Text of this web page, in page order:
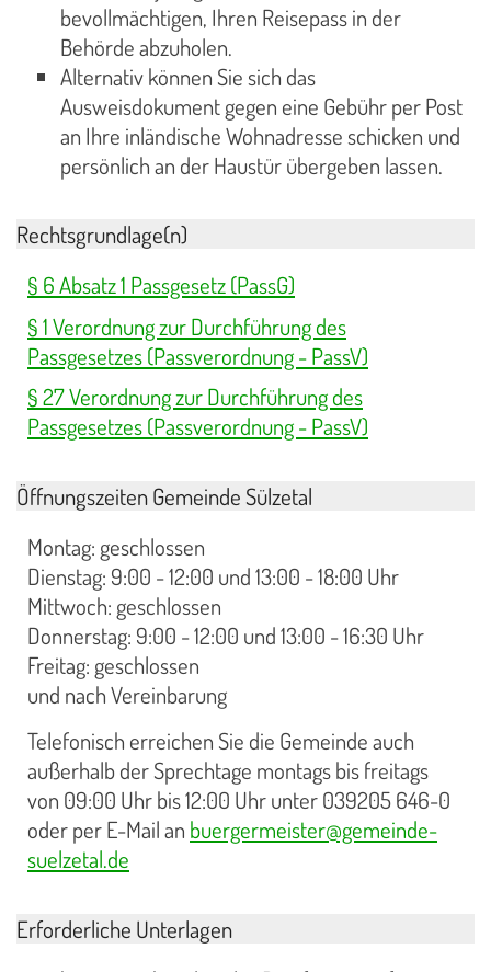
bevollmächtigen, Ihren Reisepass in der
Behörde abzuholen.
Alternativ können Sie sich das
Ausweisdokument gegen eine Gebühr per Post
an Ihre inländische Wohnadresse schicken und
persönlich an der Haustür übergeben lassen.
Rechtsgrundlage(n)
§ 6 Absatz 1 Passgesetz (PassG)
§ 1 Verordnung zur Durchführung des
Passgesetzes (Passverordnung - PassV)
§ 27 Verordnung zur Durchführung des
Passgesetzes (Passverordnung - PassV)
Öffnungszeiten Gemeinde Sülzetal
Montag: geschlossen
Dienstag: 9:00 - 12:00 und 13:00 - 18:00 Uhr
Mittwoch: geschlossen
Donnerstag: 9:00 - 12:00 und 13:00 - 16:30 Uhr
Freitag: geschlossen
und nach Vereinbarung
Telefonisch erreichen Sie die Gemeinde auch
außerhalb der Sprechtage montags bis freitags
von 09:00 Uhr bis 12:00 Uhr unter 039205 646-0
oder per E-Mail an buergermeister@gemeinde-
suelzetal.de
Erforderliche Unterlagen